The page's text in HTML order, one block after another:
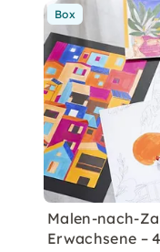
Box
Malen-nach-
Erwachsene –